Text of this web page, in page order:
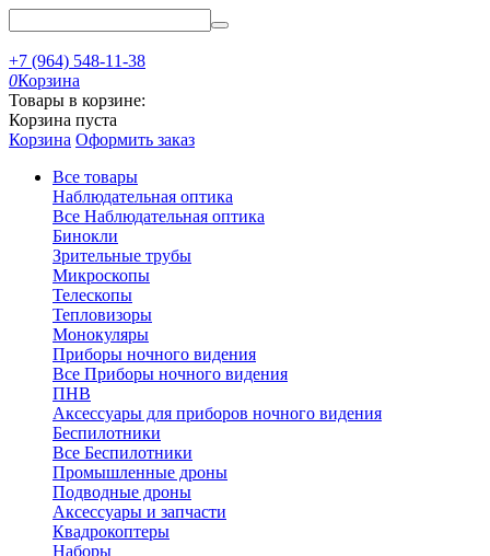
+7 (964) 548-11-38
0Корзина
Товары в корзине:
Корзина пуста
Корзина Оформить заказ
Все товары
Наблюдательная оптика
Все Наблюдательная оптика
Бинокли
Зрительные трубы
Микроскопы
Телескопы
Тепловизоры
Монокуляры
Приборы ночного видения
Все Приборы ночного видения
ПНВ
Аксессуары для приборов ночного видения
Беспилотники
Все Беспилотники
Промышленные дроны
Подводные дроны
Аксессуары и запчасти
Квадрокоптеры
Наборы